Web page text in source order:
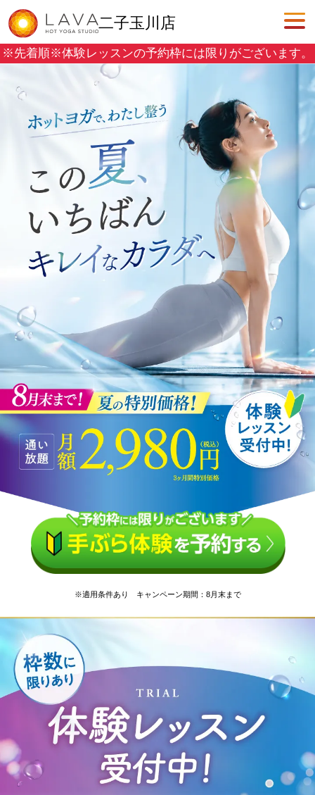
二子玉川店
※先着順※体験レッスンの予約枠には限りがございます。
※適用条件あり キャンペーン期間：8月末まで